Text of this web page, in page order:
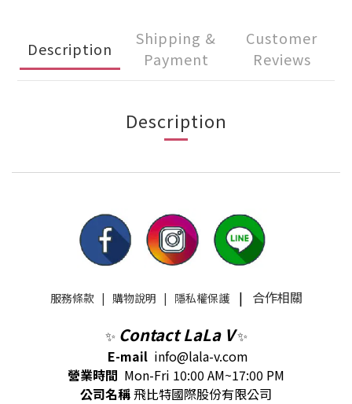
Description
Shipping &
Payment
Customer
Reviews
Description
服務條款| 購物說明 | 隱私權保護| 合作相關
✨ Contact LaLa V✨
E-mail info@lala-v.com
營業時間 Mon-Fri 10:00 AM~17:00 PM
公司名稱飛比特國際股份有限公司